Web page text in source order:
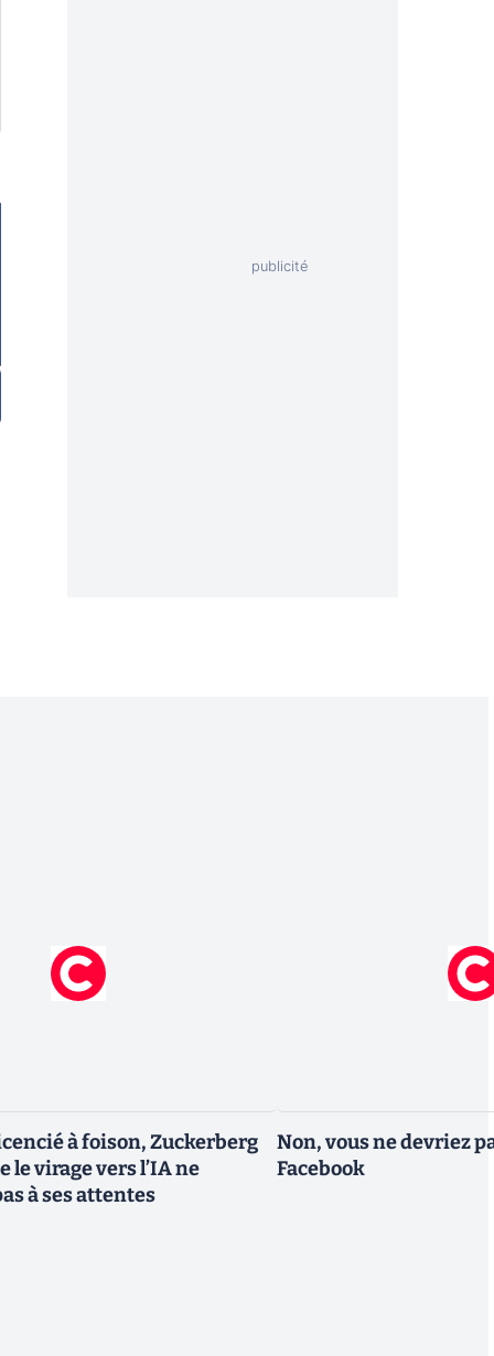
à foison, Zuckerberg
le virage vers l’IA ne
à ses attentes
Non, vous ne devriez
Facebook